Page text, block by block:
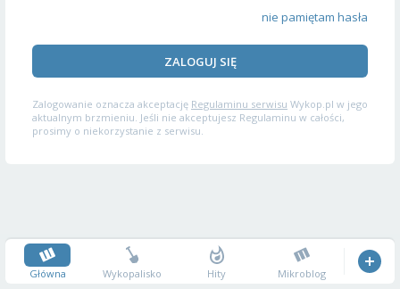
nie pamiętam hasła
ZALOGUJ SIĘ
Zalogowanie oznacza akceptację Regulaminu serwisu Wykop.pl w jego
aktualnym brzmieniu. Jeśli nie akceptujesz Regulaminu w całości,
prosimy o niekorzystanie z serwisu.
Główna Wykopalisko Hity Mikroblog